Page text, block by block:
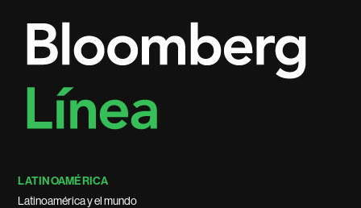
LATINOAMÉRICA
Latinoamérica y el mundo